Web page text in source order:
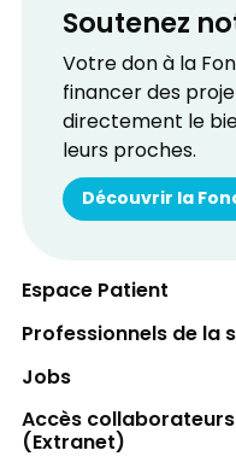
Soutenez
Votre don à la
financer des
directement le
leurs proches.
Découvrir la
Espace Patient
Professionnels de la
Jobs
Accès
(Extranet)